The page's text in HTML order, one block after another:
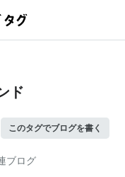
ド
このタグでブログを書く
ブログ